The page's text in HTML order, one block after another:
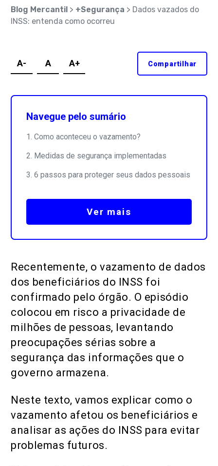
Blog Mercantil > +Segurança > Dados vazados do
INSS: entenda como ocorreu
Recentemente, o vazamento de dados
dos beneficiários do INSS foi
confirmado pelo órgão. O episódio
colocou em risco a privacidade de
milhões de pessoas, levantando
preocupações sérias sobre a
segurança das informações que o
governo armazena.
Neste texto, vamos explicar como o
vazamento afetou os beneficiários e
analisar as ações do INSS para evitar
problemas futuros.
A- A A+ Compartilhar
Navegue pelo sumário
Como aconteceu o vazamento?
Medidas de segurança implementadas
6 passos para proteger seus dados pessoais
Ver mais